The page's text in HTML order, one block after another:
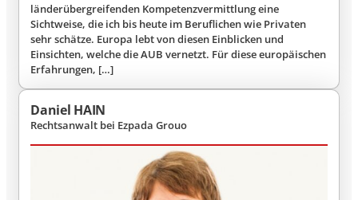
länderübergreifenden Kompetenzvermittlung eine
Sichtweise, die ich bis heute im Beruflichen wie Privaten
sehr schätze. Europa lebt von diesen Einblicken und
Einsichten, welche die AUB vernetzt. Für diese europäischen
Erfahrungen, […]
Daniel HAIN
Rechtsanwalt bei Ezpada Grouo